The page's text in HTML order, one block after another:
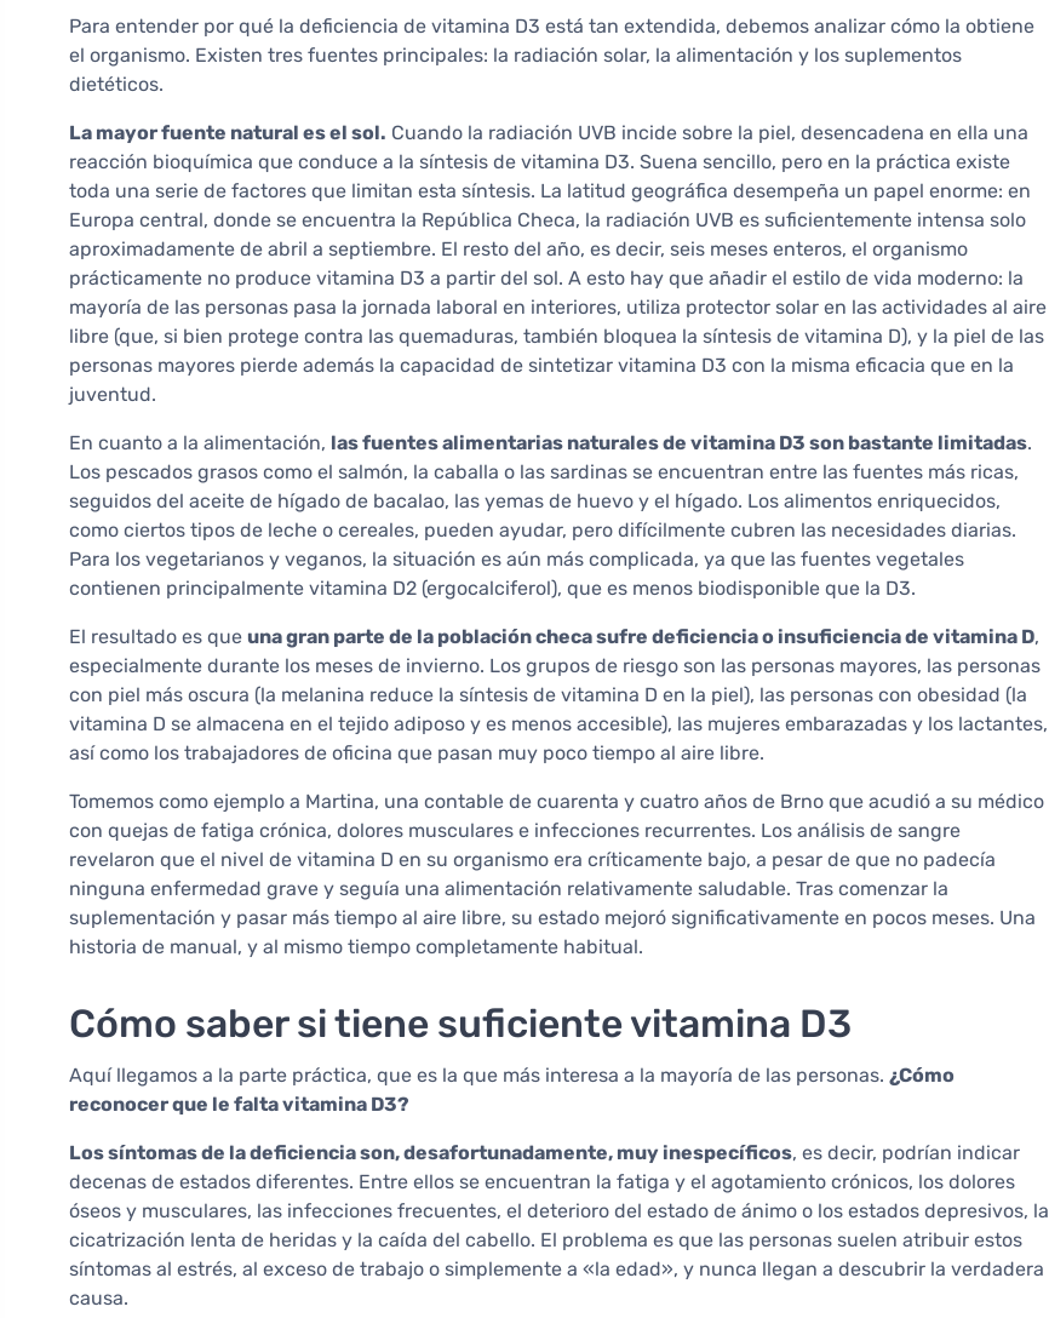
Para entender por qué la deficiencia de vitamina D3 está tan extendida, debemos analizar cómo la obtiene
el organismo. Existen tres fuentes principales: la radiación solar, la alimentación y los suplementos
dietéticos.
La mayor fuente natural es el sol. Cuando la radiación UVB incide sobre la piel, desencadena en ella una
reacción bioquímica que conduce a la síntesis de vitamina D3. Suena sencillo, pero en la práctica existe
toda una serie de factores que limitan esta síntesis. La latitud geográfica desempeña un papel enorme: en
Europa central, donde se encuentra la República Checa, la radiación UVB es suficientemente intensa solo
aproximadamente de abril a septiembre. El resto del año, es decir, seis meses enteros, el organismo
prácticamente no produce vitamina D3 a partir del sol. A esto hay que añadir el estilo de vida moderno: la
mayoría de las personas pasa la jornada laboral en interiores, utiliza protector solar en las actividades al aire
libre (que, si bien protege contra las quemaduras, también bloquea la síntesis de vitamina D), y la piel de las
personas mayores pierde además la capacidad de sintetizar vitamina D3 con la misma eficacia que en la
juventud.
En cuanto a la alimentación, las fuentes alimentarias naturales de vitamina D3 son bastante limitadas.
Los pescados grasos como el salmón, la caballa o las sardinas se encuentran entre las fuentes más ricas,
seguidos del aceite de hígado de bacalao, las yemas de huevo y el hígado. Los alimentos enriquecidos,
como ciertos tipos de leche o cereales, pueden ayudar, pero difícilmente cubren las necesidades diarias.
Para los vegetarianos y veganos, la situación es aún más complicada, ya que las fuentes vegetales
contienen principalmente vitamina D2 (ergocalciferol), que es menos biodisponible que la D3.
El resultado es que una gran parte de la población checa sufre deficiencia o insuficiencia de vitamina D,
especialmente durante los meses de invierno. Los grupos de riesgo son las personas mayores, las personas
con piel más oscura (la melanina reduce la síntesis de vitamina D en la piel), las personas con obesidad (la
vitamina D se almacena en el tejido adiposo y es menos accesible), las mujeres embarazadas y los lactantes,
así como los trabajadores de oficina que pasan muy poco tiempo al aire libre.
Tomemos como ejemplo a Martina, una contable de cuarenta y cuatro años de Brno que acudió a su médico
con quejas de fatiga crónica, dolores musculares e infecciones recurrentes. Los análisis de sangre
revelaron que el nivel de vitamina D en su organismo era críticamente bajo, a pesar de que no padecía
ninguna enfermedad grave y seguía una alimentación relativamente saludable. Tras comenzar la
suplementación y pasar más tiempo al aire libre, su estado mejoró significativamente en pocos meses. Una
historia de manual, y al mismo tiempo completamente habitual.
Cómo saber si tiene suficiente vitamina D3
Aquí llegamos a la parte práctica, que es la que más interesa a la mayoría de las personas. ¿Cómo
reconocer que le falta vitamina D3?
Los síntomas de la deficiencia son, desafortunadamente, muy inespecíficos, es decir, podrían indicar
decenas de estados diferentes. Entre ellos se encuentran la fatiga y el agotamiento crónicos, los dolores
óseos y musculares, las infecciones frecuentes, el deterioro del estado de ánimo o los estados depresivos, la
cicatrización lenta de heridas y la caída del cabello. El problema es que las personas suelen atribuir estos
síntomas al estrés, al exceso de trabajo o simplemente a «la edad», y nunca llegan a descubrir la verdadera
causa.